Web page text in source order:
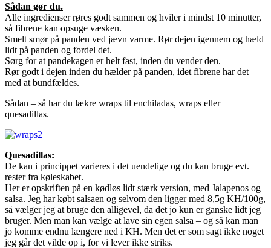
Sådan gør du.
Alle ingredienser røres godt sammen og hviler i mindst 10 minutter,
så fibrene kan opsuge væsken.
Smelt smør på panden ved jævn varme. Rør dejen igennem og hæld
lidt på panden og fordel det.
Sørg for at pandekagen er helt fast, inden du vender den.
Rør godt i dejen inden du hælder på panden, idet fibrene har det
med at bundfældes.
Sådan – så har du lækre wraps til enchiladas, wraps eller
quesadillas.
Quesadillas:
De kan i princippet varieres i det uendelige og du kan bruge evt.
rester fra køleskabet.
Her er opskriften på en kødløs lidt stærk version, med Jalapenos og
salsa. Jeg har købt salsaen og selvom den ligger med 8,5g KH/100g,
så vælger jeg at bruge den alligevel, da det jo kun er ganske lidt jeg
bruger. Men man kan vælge at lave sin egen salsa – og så kan man
jo komme endnu længere ned i KH. Men det er som sagt ikke noget
jeg går det vilde op i, for vi lever ikke striks.